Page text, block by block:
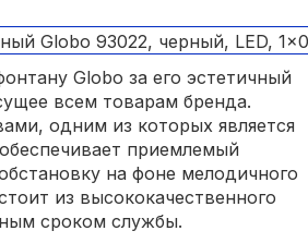
Globo за его эстетичный
всем товарам бренда.
одним из которых является
приемлемый
на фоне мелодичного
из высококачественного
сроком службы.